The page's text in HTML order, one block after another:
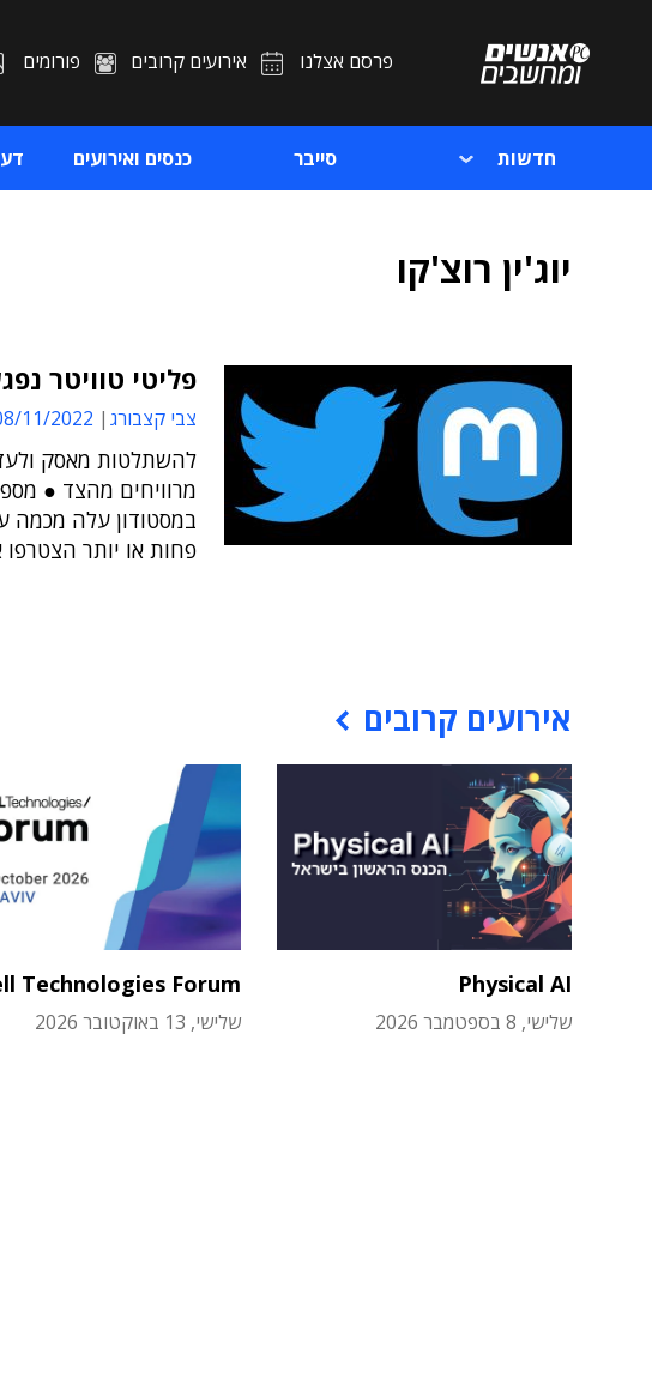
פרסם אצלנו אירועים קרובים פורומים
חדשות סייבר כנסים ואירועים
יוג'ין רוצ'קו
פליטי טוויטר
צבי קצבורג 11/2022 14:16
להשתלטות מאסק
מרוויחים מהצד ●
במסטודון עלה מכמה
פחות או יותר הצטרפו
אירועים קרובים
Physical AI
שלישי, 8 בספטמבר 2026
Technologies Forum
שלישי, 13 באוקטובר 2026